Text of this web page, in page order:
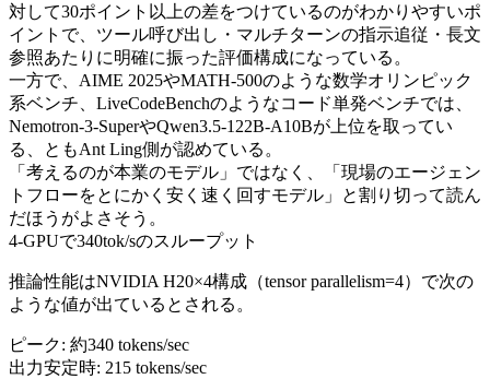
対して30ポイント以上の差をつけているのがわかりやすいポ
イントで、ツール呼び出し・マルチターンの指示追従・長文
参照あたりに明確に振った評価構成になっている。
一方で、AIME 2025やMATH-500のような数学オリンピック
系ベンチ、LiveCodeBenchのようなコード単発ベンチでは、
Nemotron-3-SuperやQwen3.5-122B-A10Bが上位を取ってい
る、ともAnt Ling側が認めている。
「考えるのが本業のモデル」ではなく、「現場のエージェン
トフローをとにかく安く速く回すモデル」と割り切って読ん
だほうがよさそう。
4-GPUで340tok/sのスループット
推論性能はNVIDIA H20×4構成（tensor parallelism=4）で次の
ような値が出ているとされる。
ピーク: 約340 tokens/sec
出力安定時: 215 tokens/sec